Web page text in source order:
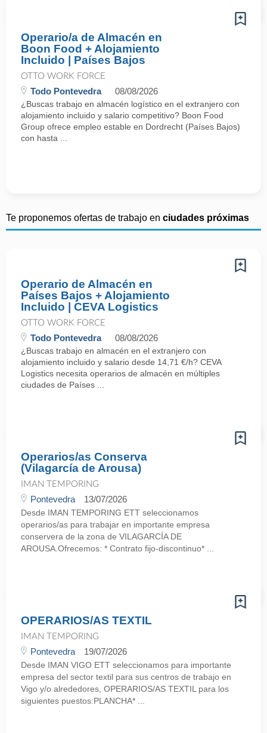
Operario/a de Almacén en
Boon Food + Alojamiento
Incluido | Países Bajos
OTTO WORK FORCE
Todo Pontevedra 08/08/2026
¿Buscas trabajo en almacén logístico en el extranjero con
alojamiento incluido y salario competitivo? Boon Food
Group ofrece empleo estable en Dordrecht (Países Bajos)
con hasta ...
Te proponemos ofertas de trabajo en ciudades próximas
Operario de Almacén en
Países Bajos + Alojamiento
Incluido | CEVA Logistics
OTTO WORK FORCE
Todo Pontevedra 08/08/2026
¿Buscas trabajo en almacén en el extranjero con
alojamiento incluido y salario desde 14,71 €/h? CEVA
Logistics necesita operarios de almacén en múltiples
ciudades de Países ...
Operarios/as Conserva
(Vilagarcía de Arousa)
IMAN TEMPORING
Pontevedra 13/07/2026
Desde IMAN TEMPORING ETT seleccionamos
operarios/as para trabajar en importante empresa
conservera de la zona de VILAGARCÍA DE
AROUSA.Ofrecemos: * Contrato fijo-discontinuo* ...
OPERARIOS/AS TEXTIL
IMAN TEMPORING
Pontevedra 19/07/2026
Desde IMAN VIGO ETT seleccionamos para importante
empresa del sector textil para sus centros de trabajo en
Vigo y/o alrededores, OPERARIOS/AS TEXTIL para los
siguientes puestos:PLANCHA* ...